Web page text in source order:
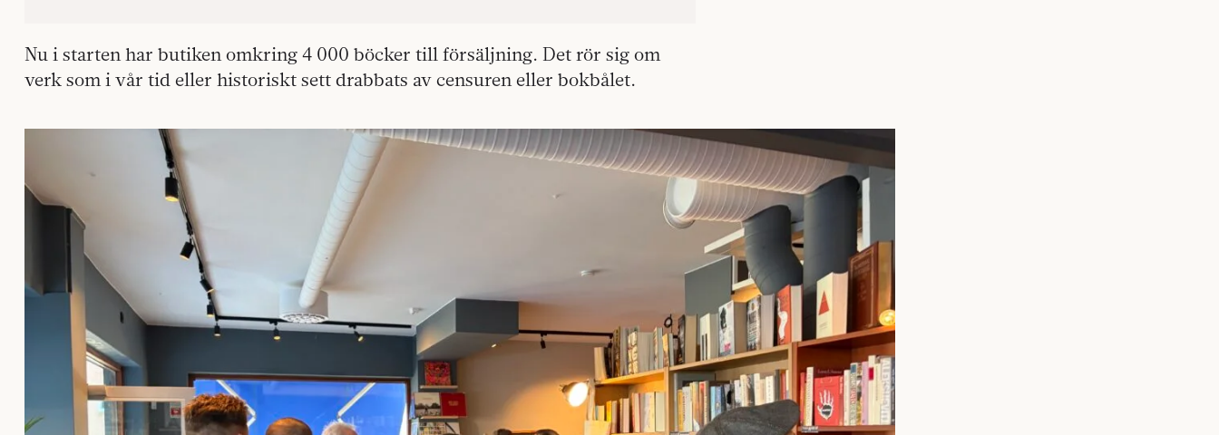
Nu i starten har butiken omkring 4 000 böcker till försäljning. Det rör sig om
verk som i vår tid eller historiskt sett drabbats av censuren eller bokbålet.